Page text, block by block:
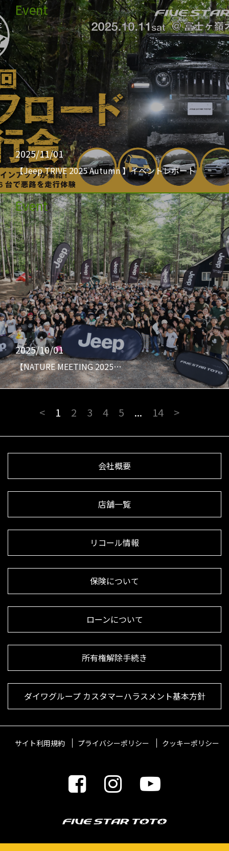
Event
2025/11/01
【Jeep TRIVE 2025 Autumn 】イベントレポート
Event
2025/10/01
【NATURE MEETING 2025…
< 1 2 3 4 5 ... 14 >
会社概要
店舗一覧
リコール情報
保険について
ローンについて
所有権解除手続き
ダイワグループ カスタマーハラスメント基本方針
サイト利用規約 プライバシーポリシー クッキーポリシー